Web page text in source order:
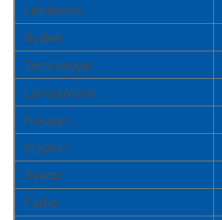
Lichtstrom:
Sockel:
Technologie:
Lampenform:
Halogen:
Krypton:
Xenon:
Farbe: